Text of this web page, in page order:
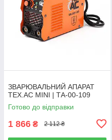
ЗВАРЮВАЛЬНИЙ АПАРАТ
TEX.AC MINI | ТА-00-109
Готово до відправки
1 866 ₴ 2 112 ₴